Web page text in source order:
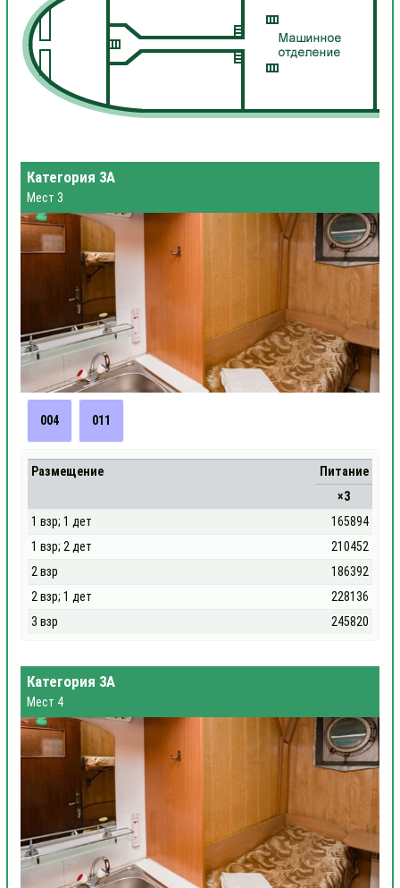
Категория 3А
Мест 3
004 011
Размещение
Питание
×3
1 взр; 1 дет
165894
1 взр; 2 дет
210452
2 взр
186392
2 взр; 1 дет
228136
3 взр
245820
Категория 3А
Мест 4